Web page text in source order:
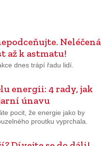
Neléčená
až k astmatu!
dnes trápí řadu lidí.
energii: 4 rady, jak
únavu
pocit, že energie jako by
proutku vyprchala.